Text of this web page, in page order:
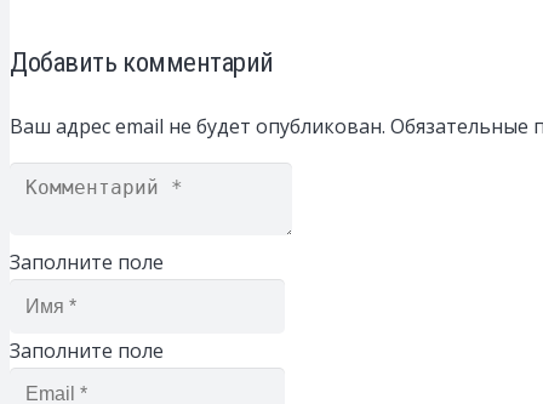
Добавить комментарий
Ваш адрес email не будет опубликован. Обязательные
Заполните поле
Заполните поле